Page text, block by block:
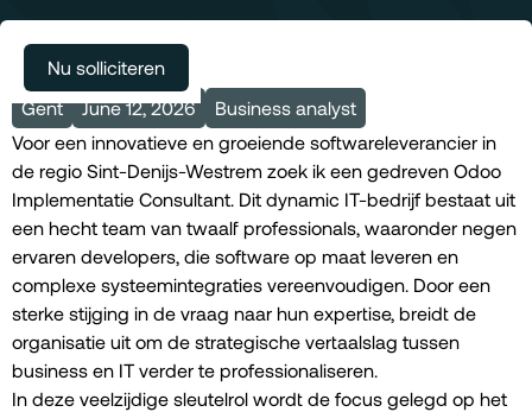
Meer vacatures
Gent June 12, 2026
Business analyst
Voor een innovatieve en groeiende softwareleverancier in
de regio Sint-Denijs-Westrem zoek ik een gedreven Odoo
Implementatie Consultant. Dit dynamic IT-bedrijf bestaat uit
een hecht team van twaalf professionals, waaronder negen
ervaren developers, die software op maat leveren en
complexe systeemintegraties vereenvoudigen. Door een
sterke stijging in de vraag naar hun expertise, breidt de
organisatie uit om de strategische vertaalslag tussen
business en IT verder te professionaliseren.
In deze veelzijdige sleutelrol wordt de focus gelegd op het
Nu solliciteren